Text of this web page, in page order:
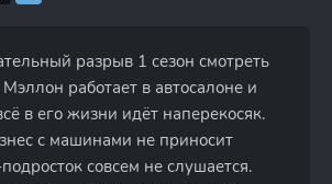
разрыв 1 сезон смотреть
работает в автосалоне и
в его жизни идёт наперекосяк.
с машинами не приносит
совсем не слушается.